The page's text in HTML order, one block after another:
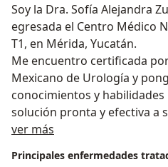
Soy la Dra. Sofía Alejandra
egresada el Centro Médico
T1, en Mérida, Yucatán.
Me encuentro certificada
Mexicano de Urología y
conocimientos y
solución pronta y efectiva a
mismo me encuentro
ver más
Principales enfermedades